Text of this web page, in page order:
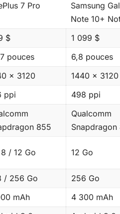
7 Pro
Samsung
Note 10+
$ 1 099 $
pouces 6,8 pouces
x 3120 1440 x 3120
ppi 498 ppi
855
Qualcomm
Snapdragon
/ 12 Go 12 Go
/ 256 Go 256 Go
mAh 4 300 mAh